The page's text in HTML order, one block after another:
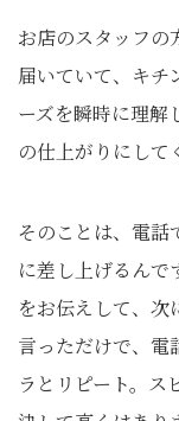
お店のスタッフの
届いていて、キチ
ーズを瞬時に理解
の仕上がりにして
そのことは、電
に差し上げるん
をお伝えして、次
言っただけで、電
ラとリピート。ス